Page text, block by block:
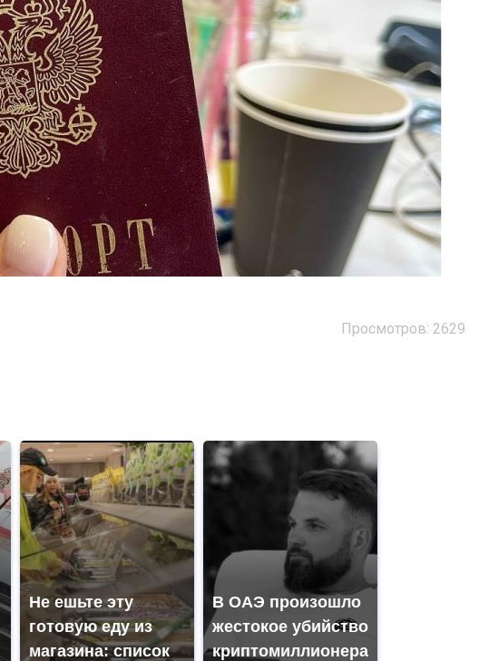
Просмотров: 2629
Не ешьте эту
готовую еду из
магазина: список
В ОАЭ произошло
жестокое убийство
криптомиллионера